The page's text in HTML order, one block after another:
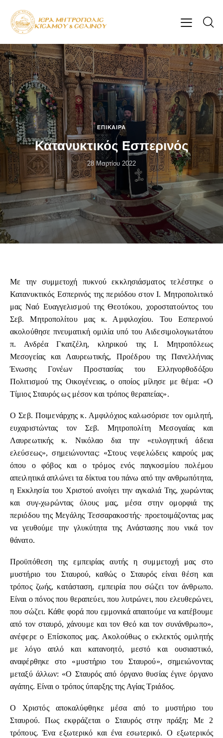
ΕΠΊΚΑΙΡΑ
Κατανυκτικός Εσπερινός
28 Μαρτίου 2022
Με την συμμετοχή πυκνού εκκλησιάσματος τελέστηκε ο
Κατανυκτικός Εσπερινός της περιόδου στον Ι. Μητροπολιτικό
μας Ναό Ευαγγελισμού της Θεοτόκου, χοροστατούντος του
Σεβ. Μητροπολίτου μας κ. Αμφιλοχίου. Του Εσπερινού
ακολούθησε πνευματική ομιλία υπό του Αιδεσιμολογιωτάτου
π. Ανδρέα Γκατζέλη, κληρικού της Ι. Μητροπόλεως
Μεσογείας και Λαυρεωτικής, Προέδρου της Πανελλήνιας
Ένωσης Γονέων Προστασίας του Ελληνορθοδόξου
Πολιτισμού της Οικογένειας, ο οποίος μίλησε με θέμα: «Ο
Τίμιος Σταυρός ως μέσον και τρόπος θεραπείας».
Ο Σεβ. Ποιμενάρχης κ. Αμφιλόχιος καλωσόρισε τον ομιλητή,
ευχαριστώντας τον Σεβ. Μητροπολίτη Μεσογαίας και
Λαυρεωτικής κ. Νικόλαο δια την «ευλογητική άδεια
ελεύσεως», σημειώνοντας: «Στους νεφελώδεις καιρούς μας
όπου ο φόβος και ο τρόμος ενός παγκοσμίου πολέμου
απειλητικά απλώνει τα δίκτυα του πάνω από την ανθρωπότητα,
η Εκκλησία του Χριστού ανοίγει την αγκαλιά Της, χωρώντας
και συγ-χωρώντας όλους μας, μέσα στην ομορφιά της
περιόδου της Μεγάλης Τεσσαρακοστής· προετοιμάζοντας μας
να γευθούμε την γλυκύτητα της Ανάστασης που νικά τον
θάνατο.
Προϋπόθεση της εμπειρίας αυτής η συμμετοχή μας στο
μυστήριο του Σταυρού, καθώς ο Σταυρός είναι θέση και
τρόπος ζωής, κατάσταση, εμπειρία που σώζει τον άνθρωπο.
Είναι ο πόνος που θεραπεύει, που λυτρώνει, που ελευθερώνει,
που σώζει. Κάθε φορά που εμμονικά απαιτούμε να κατέβουμε
από τον σταυρό, χάνουμε και τον Θεό και τον συνάνθρωπο»,
ανέφερε ο Επίσκοπος μας. Ακολούθως ο εκλεκτός ομιλητής
με λόγο απλό και κατανοητό, μεστό και ουσιαστικό,
αναφέρθηκε στο «μυστήριο του Σταυρού», σημειώνοντας
μεταξύ άλλων: «Ο Σταυρός από όργανο θυσίας έγινε όργανο
αγάπης. Είναι ο τρόπος ύπαρξης της Αγίας Τριάδος.
Ο Χριστός αποκαλύφθηκε μέσα από το μυστήριο του
Σταυρού. Πως εκφράζεται ο Σταυρός στην πράξη; Με 2
τρόπους. Ένα εξωτερικό και ένα εσωτερικό. Ο εξωτερικός